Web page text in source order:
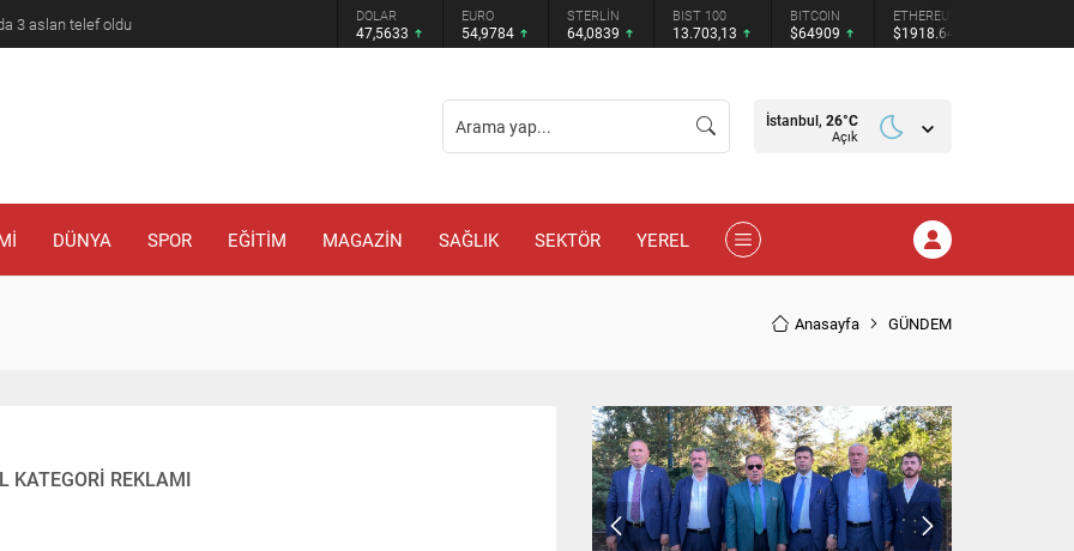
3 aslan telef oldu DOLAR
47,5633
EURO
54,9784
STERLİN
64,0839
BIST 100
13.703,13
BITCOIN
$64909
ETHEREUM
$1918.64
İstanbul, 26°C
Açık
DÜNYA SPOR EĞİTİM MAGAZİN SAĞLIK SEKTÖR YEREL
Anasayfa GÜNDEM
KATEGORİ REKLAMI